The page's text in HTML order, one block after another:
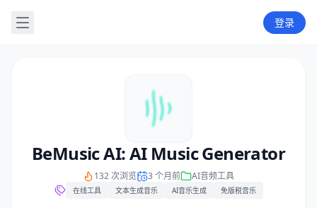
登录
BeMusic AI: AI Music Generator
132 次浏览 3 个月前 AI音频工具
在线工具 文本生成音乐 AI音乐生成 免版税音乐